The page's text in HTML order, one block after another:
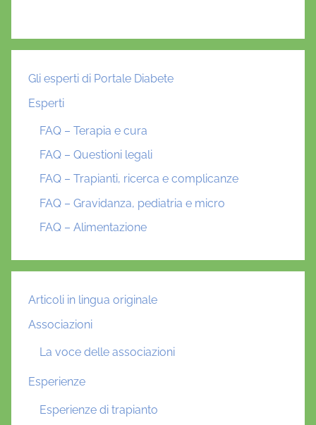
Gli esperti di Portale Diabete
Esperti
FAQ – Terapia e cura
FAQ – Questioni legali
FAQ – Trapianti, ricerca e complicanze
FAQ – Gravidanza, pediatria e micro
FAQ – Alimentazione
Articoli in lingua originale
Associazioni
La voce delle associazioni
Esperienze
Esperienze di trapianto